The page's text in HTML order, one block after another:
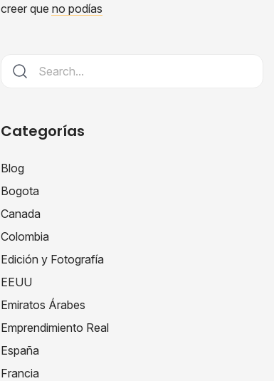
creer que no podías
Categorías
Blog
Bogota
Canada
Colombia
Edición y Fotografía
EEUU
Emiratos Árabes
Emprendimiento Real
España
Francia